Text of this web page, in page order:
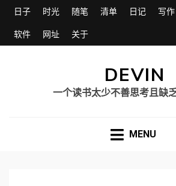
日子 时光 随笔 清单 日记 写作
软件 网址 关于
DEVIN
一个读书太少不善思考且缺
MENU